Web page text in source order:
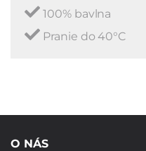
100% bavlna
Pranie do 40°C
O NÁS